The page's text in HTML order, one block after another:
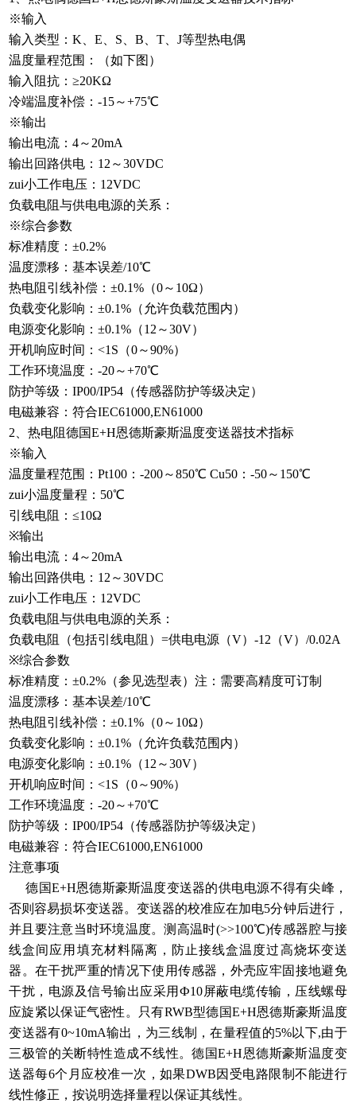
※输入
输入类型：K、E、S、B、T、J等型热电偶
温度量程范围：（如下图）
输入阻抗：≥20KΩ
冷端温度补偿：-15～+75℃
※输出
输出电流：4～20mA
输出回路供电：12～30VDC
zui小工作电压：12VDC
负载电阻与供电电源的关系：
※综合参数
标准精度：±0.2%
温度漂移：基本误差/10℃
热电阻引线补偿：±0.1%（0～10Ω）
负载变化影响：±0.1%（允许负载范围内）
电源变化影响：±0.1%（12～30V）
开机响应时间：<1S（0～90%）
工作环境温度：-20～+70℃
防护等级：IP00/IP54（传感器防护等级决定）
电磁兼容：符合IEC61000,EN61000
2、热电阻德国E+H恩德斯豪斯温度变送器技术指标
※输入
温度量程范围：Pt100：-200～850℃ Cu50：-50～150℃
zui小温度量程：50℃
引线电阻：≤10Ω
※输出
输出电流：4～20mA
输出回路供电：12～30VDC
zui小工作电压：12VDC
负载电阻与供电电源的关系：
负载电阻（包括引线电阻）=供电电源（V）-12（V）/0.02A
※综合参数
标准精度：±0.2%（参见选型表）注：需要高精度可订制
温度漂移：基本误差/10℃
热电阻引线补偿：±0.1%（0～10Ω）
负载变化影响：±0.1%（允许负载范围内）
电源变化影响：±0.1%（12～30V）
开机响应时间：<1S（0～90%）
工作环境温度：-20～+70℃
防护等级：IP00/IP54（传感器防护等级决定）
电磁兼容：符合IEC61000,EN61000
注意事项
德国E+H恩德斯豪斯温度变送器的供电电源不得有尖峰，
否则容易损坏变送器。变送器的校准应在加电5分钟后进行，
并且要注意当时环境温度。测高温时(>>100℃)传感器腔与接
线盒间应用填充材料隔离，防止接线盒温度过高烧坏变送
器。在干扰严重的情况下使用传感器，外壳应牢固接地避免
干扰，电源及信号输出应采用Ф10屏蔽电缆传输，压线螺母
应旋紧以保证气密性。只有RWB型德国E+H恩德斯豪斯温度
变送器有0~10mA输出，为三线制，在量程值的5%以下,由于
三极管的关断特性造成不线性。德国E+H恩德斯豪斯温度变
送器每6个月应校准一次，如果DWB因受电路限制不能进行
线性修正，按说明选择量程以保证其线性。